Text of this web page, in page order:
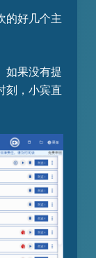
的好几个主
如果没有提
刻，小宾直